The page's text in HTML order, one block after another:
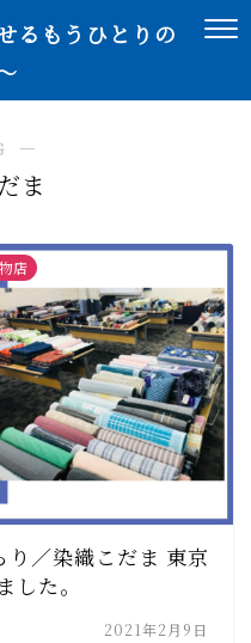
るもうひとりの
―
ま
店
／染織こだま 東京
た。
2021年2月9日